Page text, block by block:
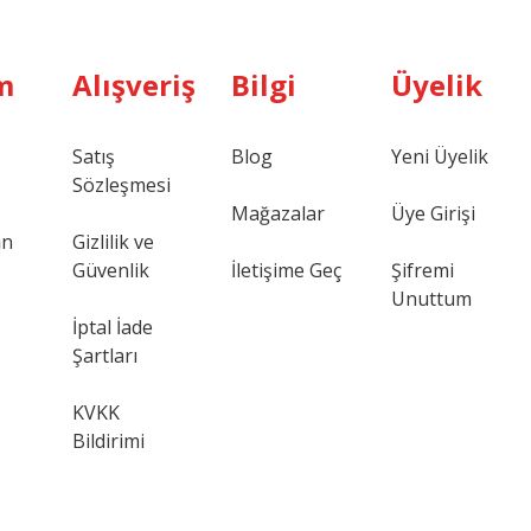
Alışveriş
Satış
Sözleşmesi
Gizlilik ve
Güvenlik
İptal İade
Şartları
KVKK
Bildirimi
Bilgi
Blog
Mağazalar
İletişime Geç
Üyelik
Yeni Üyelik
Üye Girişi
Şifremi
Unuttum